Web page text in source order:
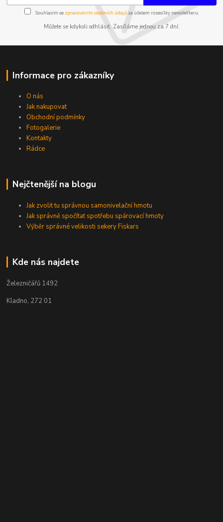
Souhlasím se zpracováním osobních údajůza účelem rozesílky newsletteru.
Můžete se kdykoli odhlásit. Zasíláme jednou za 7 dní.
Informace pro zákazníky
O nás
Jak nakupovat
Obchodní podmínky
Fotogalerie
Kontakty
Rádce
Nejčtenější na blogu
Jak zvolit tu správnou samonivelační hmotu
Jak správně spočítat spotřebu spárovací hmoty
Výběr správné velikosti sekery Fiskars
Kde nás najdete
Železničářů 1492
Kladno, 272 01